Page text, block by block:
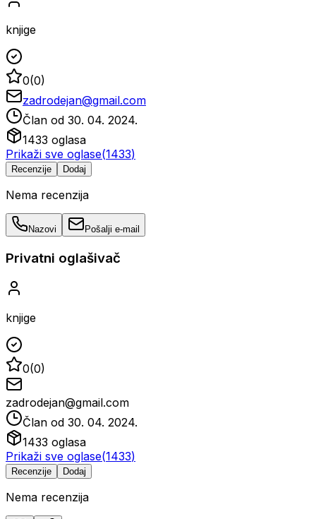
knjige
0(0)
zadrodejan@gmail.com
Član od 30. 04. 2024.
1433 oglasa
Prikaži sve oglase(1433)
Recenzije Dodaj
Nema recenzija
Nazovi Pošalji e-mail
Privatni oglašivač
knjige
0(0)
zadrodejan@gmail.com
Član od 30. 04. 2024.
1433 oglasa
Prikaži sve oglase(1433)
Recenzije Dodaj
Nema recenzija